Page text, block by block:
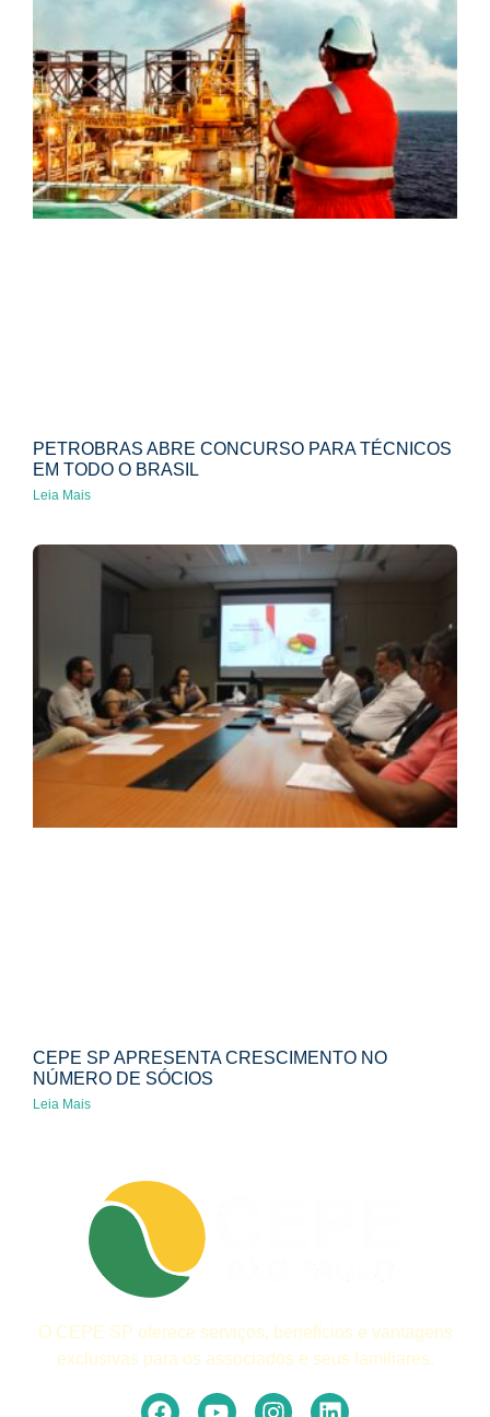
PETROBRAS ABRE CONCURSO PARA TÉCNICOS
EM TODO O BRASIL
Leia Mais
CEPE SP APRESENTA CRESCIMENTO NO
NÚMERO DE SÓCIOS
Leia Mais
O CEPE SP oferece serviços, benefícios e vantagens
exclusivas para os associados e seus familiares.